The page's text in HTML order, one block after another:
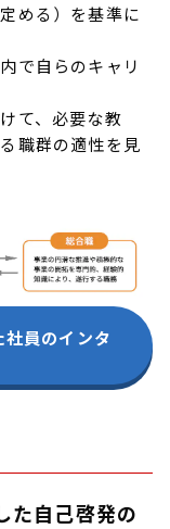
める）を基準に
で自らのキャリ
て、必要な教
職群の適性を見
員のインタ
た自己啓発の